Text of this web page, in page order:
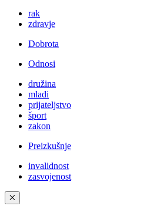
rak
zdravje
Dobrota
Odnosi
družina
mladi
prijateljstvo
šport
zakon
Preizkušnje
invalidnost
zasvojenost
✕